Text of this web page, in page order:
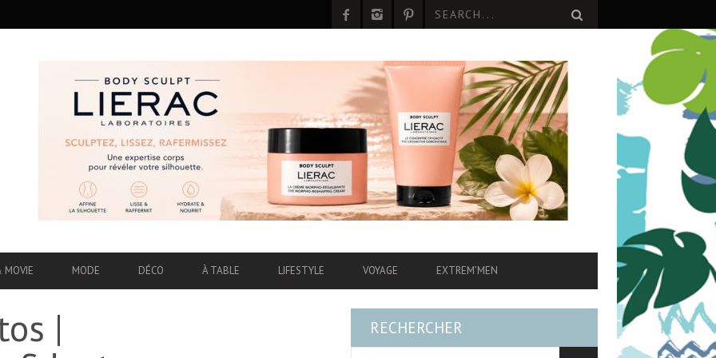
MOVIE MODE DÉCO À TABLE LIFESTYLE VOYAGE EXTREM’MEN
|
RECHERCHER